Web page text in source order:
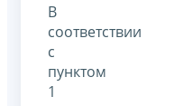
В
соответствии
с
пунктом
1